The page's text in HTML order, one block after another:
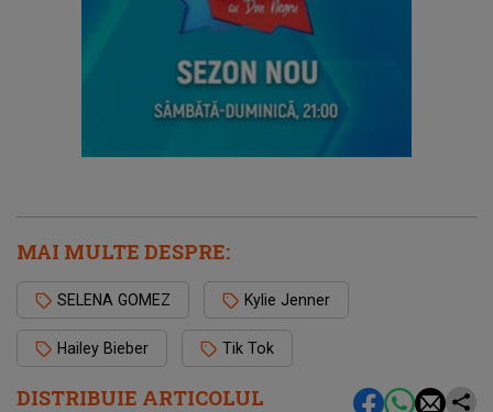
DISTRIBUIE ARTICOLUL
MAI MULTE DESPRE:
SELENA GOMEZ Kylie Jenner
Hailey Bieber Tik Tok